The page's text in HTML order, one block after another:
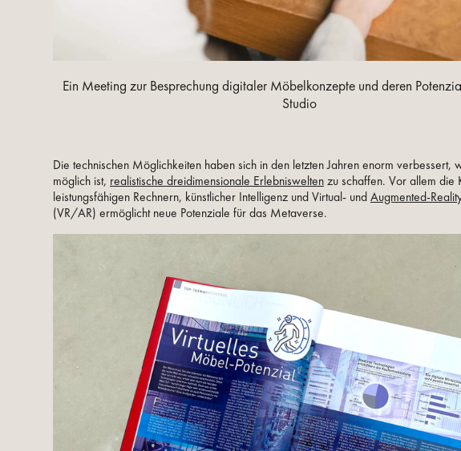
Ein Meeting zur Besprechung digitaler Möbelkonzepte und deren
Studio
Die technischen Möglichkeiten haben sich in den letzten Jahren enorm verbessert,
möglich ist, realistische dreidimensionale Erlebniswelten zu schaffen. Vor allem die
leistungsfähigen Rechnern, künstlicher Intelligenz und Virtual- und Augmented-
(VR/AR) ermöglicht neue Potenziale für das Metaverse.